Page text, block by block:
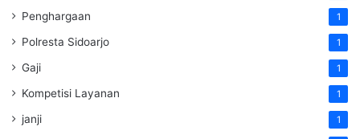
Penghargaan 1
Polresta Sidoarjo 1
Gaji 1
Kompetisi Layanan 1
janji 1